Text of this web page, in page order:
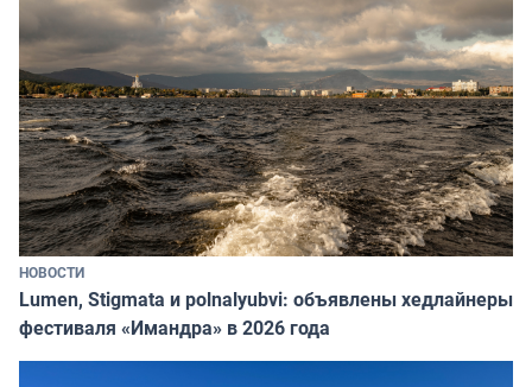
НОВОСТИ
Lumen, Stigmata и polnalyubvi: объявлены хедлайнеры
фестиваля «Имандра» в 2026 года